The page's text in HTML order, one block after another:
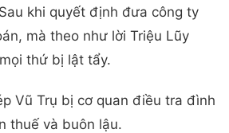
khi quyết định đưa công ty
mà theo như lời Triệu Lũy
thứ bị lật tẩy.
Vũ Trụ bị cơ quan điều tra đình
thuế và buôn lậu.